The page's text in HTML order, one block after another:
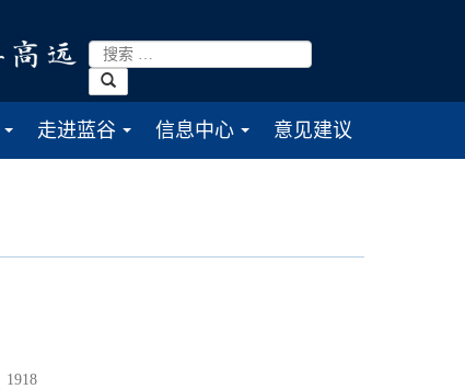
走进蓝谷
信息中心
意见建议
1918